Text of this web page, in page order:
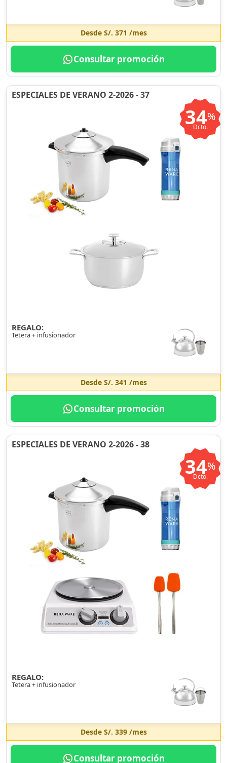
Desde S/. 371 /mes
Consultar promoción
ESPECIALES DE VERANO 2-2026 - 37
34%
Dcto.
REGALO:
Tetera + infusionador
Desde S/. 341 /mes
Consultar promoción
ESPECIALES DE VERANO 2-2026 - 38
34%
Dcto.
REGALO:
Tetera + infusionador
Desde S/. 339/mes
Consultar promoción